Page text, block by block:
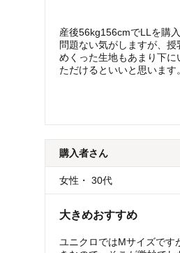
産後56kg156cmでLLを購
問題ない気がしますが、
めくった生地もあまり下
ただけるといいと思います。
購入者さん
女性 ・ 30代
大きめおすすめ
ユニクロではMサイズです